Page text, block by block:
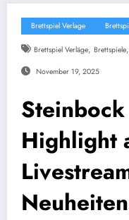
Brettspiel Verlage
Brettspiel Verläge, Brettspiele,
November 19, 2025
Highlight